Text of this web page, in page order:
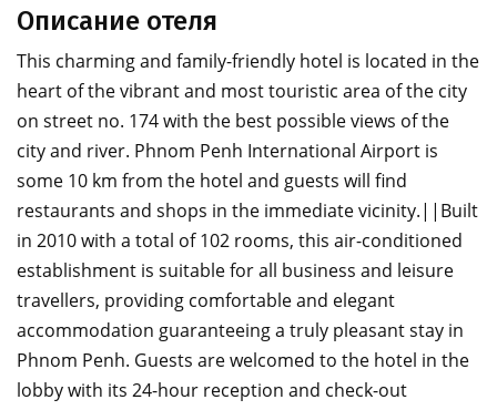
Описание отеля
This charming and family-friendly hotel is located in the
heart of the vibrant and most touristic area of the city
on street no. 174 with the best possible views of the
city and river. Phnom Penh International Airport is
some 10 km from the hotel and guests will find
restaurants and shops in the immediate vicinity.||Built
in 2010 with a total of 102 rooms, this air-conditioned
establishment is suitable for all business and leisure
travellers, providing comfortable and elegant
accommodation guaranteeing a truly pleasant stay in
Phnom Penh. Guests are welcomed to the hotel in the
lobby with its 24-hour reception and check-out